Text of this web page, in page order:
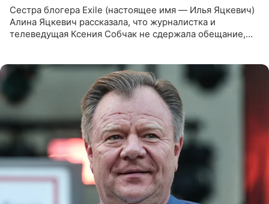
Сестра блогера Exile (настоящее имя — Илья Яцкевич)
Алина Яцкевич рассказала, что журналистка и
телеведущая Ксения Собчак не сдержала обещание,